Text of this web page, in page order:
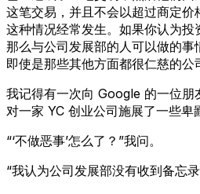
这笔交易，并且不会以超过商定价
这种情况经常发生。如果你认为投
那么与公司发展部的人可以做的事
即使是那些其他方面都很仁慈的公
我记得有一次向 Google 的一位朋
对一家 YC 创业公司施展了一些卑
“‘不做恶事’怎么了？”我问。
“我认为公司发展部没有收到备忘录